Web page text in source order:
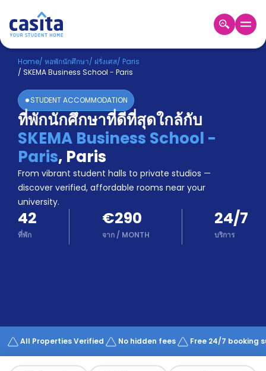
Home TH EUR
เข้าสู่
ระบบ
Booking
Accommodation
About
us
Blog
Refer
And
Earn
Become
A
Partner
Help
Works
Home/ หอพักนักศึกษา/ ฝรั่งเศส/ Paris
/ SKEMA Business School - Paris
STUDENT ACCOMMODATION
ที่พักนักศึกษาที่ดีที่สุดใกล้กับ
SKEMA Business School -
Paris, Paris
From vibrant student halls to private studios —
discover verified, affordable rooms near your
university.
42
ที่พัก
€290
จาก/ MONTH
24/7
บริการ
All Properties Verified No hidden fees Free 24/7 booking